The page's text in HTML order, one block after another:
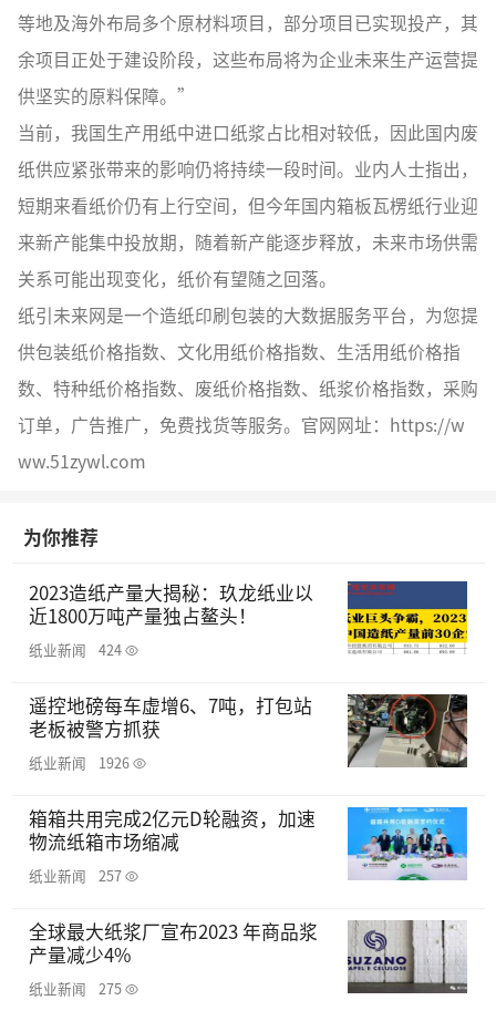
等地及海外布局多个原材料项目，部分项目已实现投产，其
余项目正处于建设阶段，这些布局将为企业未来生产运营提
供坚实的原料保障。”
当前，我国生产用纸中进口纸浆占比相对较低，因此国内废
纸供应紧张带来的影响仍将持续一段时间。业内人士指出，
短期来看纸价仍有上行空间，但今年国内箱板瓦楞纸行业迎
来新产能集中投放期，随着新产能逐步释放，未来市场供需
关系可能出现变化，纸价有望随之回落。
纸引未来网是一个造纸印刷包装的大数据服务平台，为您提
供包装纸价格指数、文化用纸价格指数、生活用纸价格指
数、特种纸价格指数、废纸价格指数、纸浆价格指数，采购
订单，广告推广，免费找货等服务。官网网址：https://w
ww.51zywl.com
为你推荐
2023造纸产量大揭秘：玖龙纸业以
近1800万吨产量独占鳌头！
纸业新闻 424
遥控地磅每车虚增6、7吨，打包站
老板被警方抓获
纸业新闻 1926
箱箱共用完成2亿元D轮融资，加速
物流纸箱市场缩减
纸业新闻 257
全球最大纸浆厂宣布2023 年商品浆
产量减少4%
纸业新闻 275